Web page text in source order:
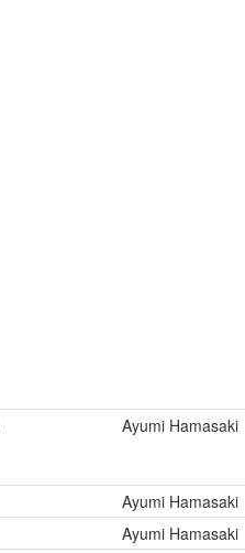
Ayumi Hamasaki
Ayumi Hamasaki
Ayumi Hamasaki